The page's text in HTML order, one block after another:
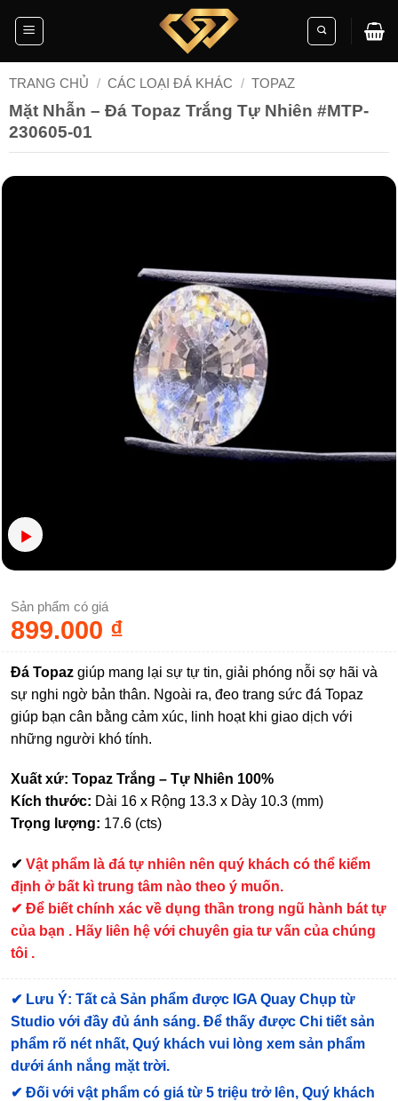
TRANG CHỦ / CÁC LOẠI ĐÁ KHÁC / TOPAZ
Mặt Nhẫn – Đá Topaz Trắng Tự Nhiên #MTP-
230605-01
Sản phẩm có giá
899.000 ₫
Đá Topaz giúp mang lại sự tự tin, giải phóng nỗi sợ hãi và
sự nghi ngờ bản thân. Ngoài ra, đeo trang sức đá Topaz
giúp bạn cân bằng cảm xúc, linh hoạt khi giao dịch với
những người khó tính.
Xuất xứ: Topaz Trắng – Tự Nhiên 100%
Kích thước: Dài 16 x Rộng 13.3 x Dày 10.3 (mm)
Trọng lượng: 17.6 (cts)
✔ Vật phẩm là đá tự nhiên nên quý khách có thể kiểm
định ở bất kì trung tâm nào theo ý muốn.
✔ Để biết chính xác về dụng thần trong ngũ hành bát tự
của bạn . Hãy liên hệ với chuyên gia tư vấn của chúng
tôi .
✔ Lưu Ý: Tất cả Sản phẩm được IGA Quay Chụp từ
Studio với đầy đủ ánh sáng. Để thấy được Chi tiết sản
phẩm rõ nét nhất, Quý khách vui lòng xem sản phẩm
dưới ánh nắng mặt trời.
✔ Đối với vật phẩm có giá từ 5 triệu trở lên, Quý khách